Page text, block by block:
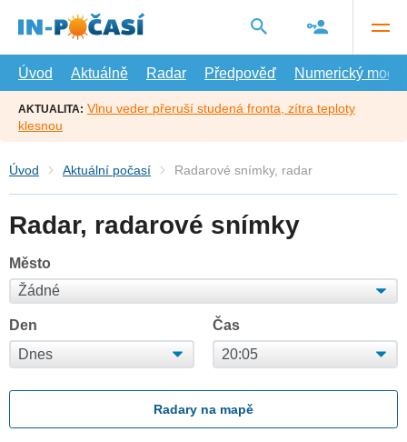
hlavní
Úvod
Aktuálně Radar Předpověď Numerický model
AKTUALITA: Vlnu veder přeruší studená fronta, zítra teploty
klesnou
Úvod Aktuální počasí Radarové snímky, radar
Radar, radarové snímky
Město
Den Čas
Radary na mapě